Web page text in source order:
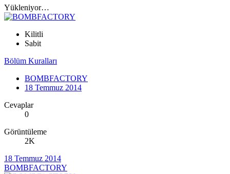
Yükleniyor…
Kilitli
Sabit
Bölüm Kuralları
BOMBFACTORY
18 Temmuz 2014
Cevaplar
0
Görüntüleme
2K
18 Temmuz 2014
BOMBFACTORY